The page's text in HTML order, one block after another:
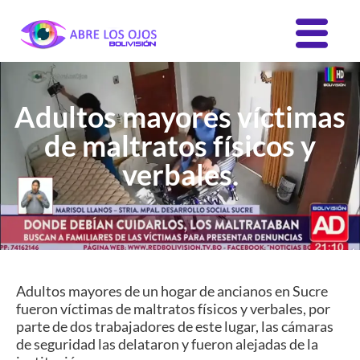
Adultos mayores víctimas
de maltratos físicos y
verbales.
Adultos mayores de un hogar de ancianos en Sucre
fueron víctimas de maltratos físicos y verbales, por
parte de dos trabajadores de este lugar, las cámaras
de seguridad las delataron y fueron alejadas de la